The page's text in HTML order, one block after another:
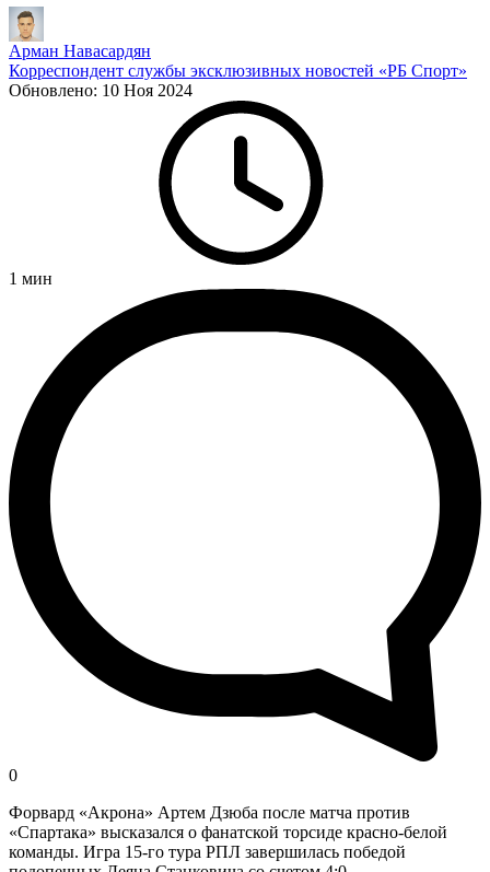
Арман Навасардян
Корреспондент службы эксклюзивных новостей «РБ Спорт»
Обновлено: 10 Ноя 2024
1 мин
0
Форвард «Акрона» Артем Дзюба после матча против
«Спартака» высказался о фанатской торсиде красно-белой
команды. Игра 15-го тура РПЛ завершилась победой